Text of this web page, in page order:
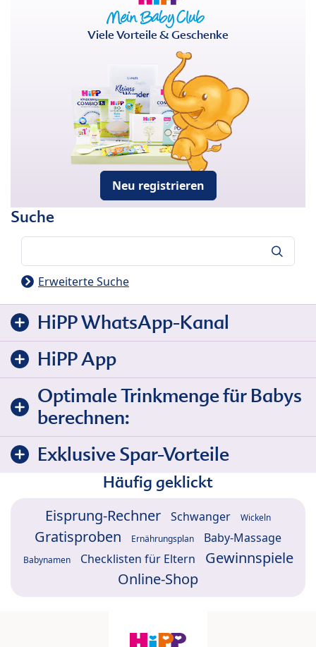
Viele Vorteile & Geschenke
Neu registrieren
Suche
Erweiterte Suche
HiPP WhatsApp-Kanal
HiPP App
Optimale Trinkmenge für Babys
berechnen:
Exklusive Spar-Vorteile
Häufig geklickt
Eisprung-Rechner Schwanger Wickeln
Gratisproben Ernährungsplan Baby-Massage
Babynamen Checklisten für Eltern
Gewinnspiele
Online-Shop